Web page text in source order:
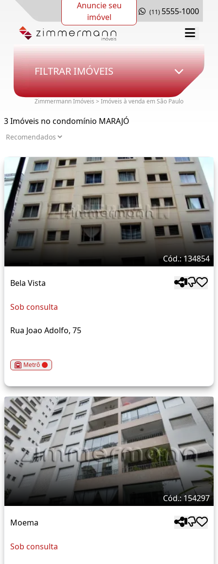
Anuncie seu
imóvel
(11) 5555-1000
FILTRAR IMÓVEIS
Zimmermann Imóveis > Imóveis à venda em São Paulo
3 Imóveis no condomínio MARAJÓ
Cód.: 134854
Bela Vista
Sob consulta
Rua Joao Adolfo, 75
Metrô
Cód.: 154297
Moema
Sob consulta